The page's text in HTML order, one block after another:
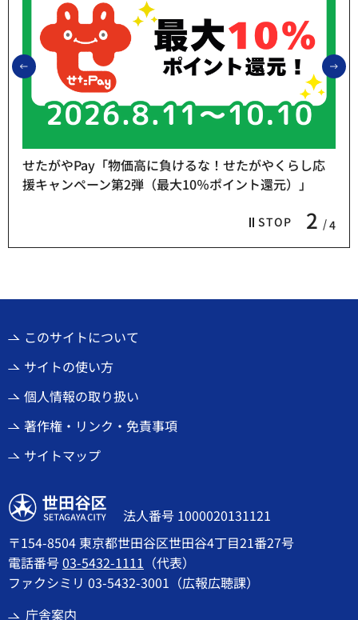
前のスライドを表示
STOP 2 4
せたがやPay「物価高に負けるな！せたがやくらし応
援キャンペーン第2弾（最大10％ポイント還元）」
このサイトについて
サイトの使い方
個人情報の取り扱い
著作権・リンク・免責事項
サイトマップ
世田谷区
法人番号 1000020131121
〒154-8504 東京都世田谷区世田谷4丁目21番27号
電話番号03-5432-1111 （代表）
ファクシミリ 03-5432-3001（広報広聴課）
庁舎案内